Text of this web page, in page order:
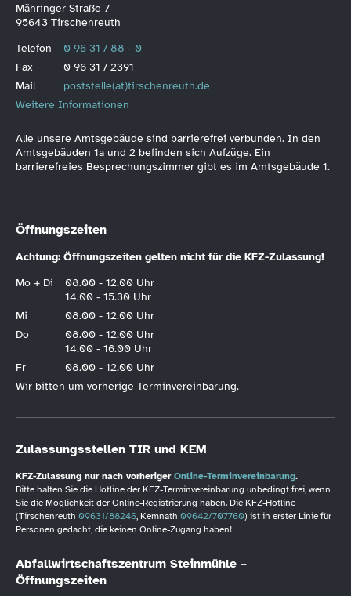
Mähringer Straße 7
95643 Tirschenreuth
Telefon
0 96 31 / 88 - 0
Fax
0 96 31 / 2391
Mail
poststelle(at)tirschenreuth.de
Weitere Informationen
Alle unsere Amtsgebäude sind barrierefrei verbunden. In den
Amtsgebäuden 1a und 2 befinden sich Aufzüge. Ein
barrierefreies Besprechungszimmer gibt es im Amtsgebäude 1.
Öffnungszeiten
Achtung: Öffnungszeiten gelten nicht für die KFZ-Zulassung!
Mo + Di
08.00 - 12.00 Uhr
14.00 - 15.30 Uhr
Mi
08.00 - 12.00 Uhr
Do
08.00 - 12.00 Uhr
14.00 - 16.00 Uhr
Fr
08.00 - 12.00 Uhr
Wir bitten um vorherige Terminvereinbarung.
Zulassungsstellen TIR und KEM
KFZ-Zulassung nur nach vorheriger Online-Terminvereinbarung.
Bitte halten Sie die Hotline der KFZ-Terminvereinbarung unbedingt frei, wenn
Sie die Möglichkeit der Online-Registrierung haben. Die KFZ-Hotline
(Tirschenreuth 09631/88246, Kemnath 09642/707760) ist in erster Linie für
Personen gedacht, die keinen Online-Zugang haben!
Abfallwirtschaftszentrum Steinmühle –
Öffnungszeiten